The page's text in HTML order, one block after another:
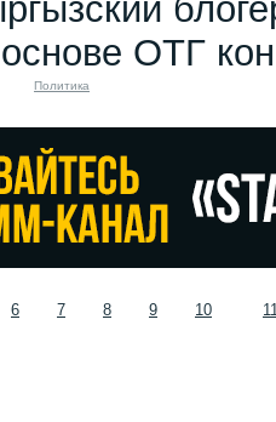
ОТГ
Политика
6 7 8 9 10